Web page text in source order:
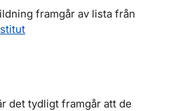
framgår av lista från
det tydligt framgår att de